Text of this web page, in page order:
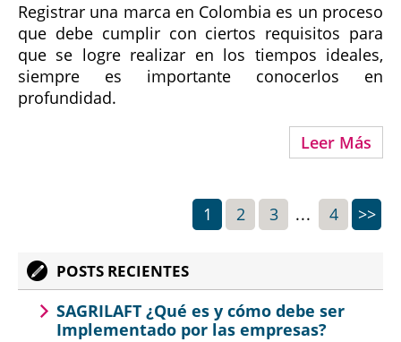
Registrar una marca en Colombia es un proceso
que debe cumplir con ciertos requisitos para
que se logre realizar en los tiempos ideales,
siempre es importante conocerlos en
profundidad.
Leer Más
1 2 3 ... 4 >>
POSTS RECIENTES
SAGRILAFT ¿Qué es y cómo debe ser
Implementado por las empresas?